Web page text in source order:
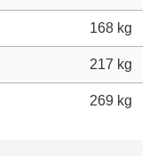
168 kg
217 kg
269 kg